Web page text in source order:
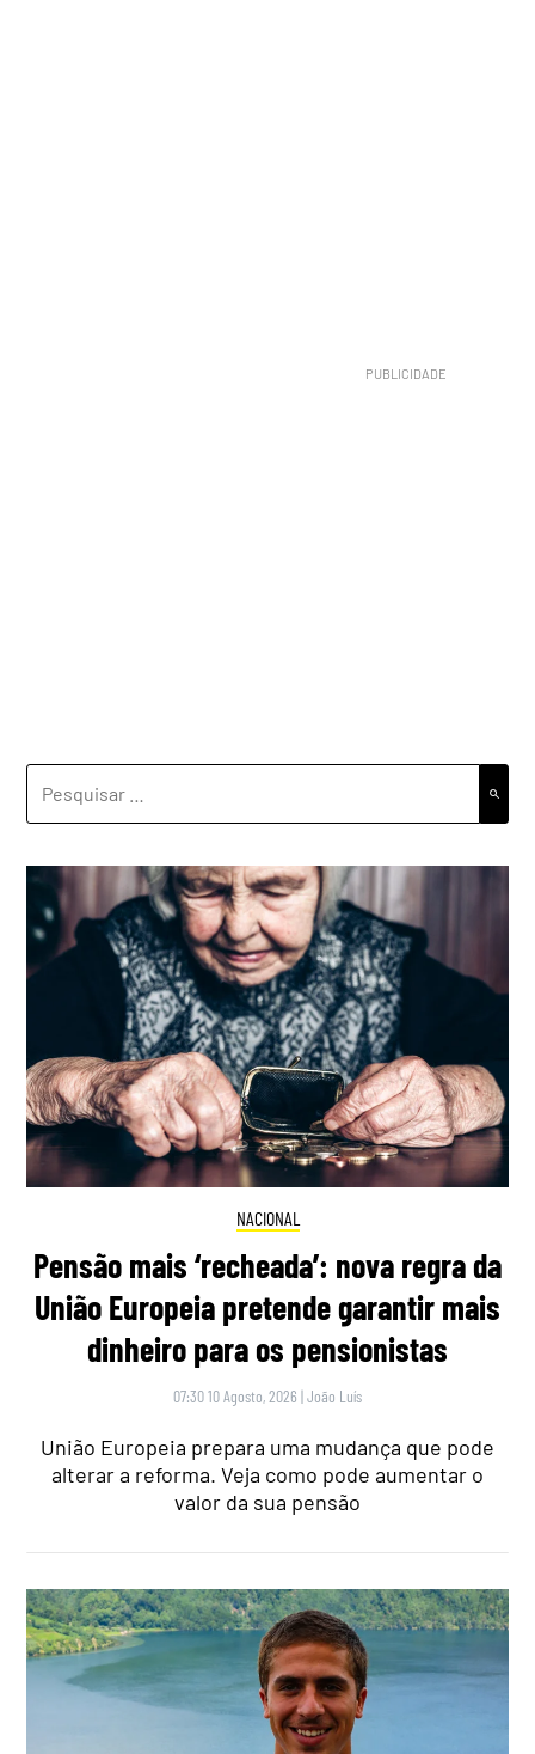
NACIONAL
Pensão mais ‘recheada’: nova regra da
União Europeia pretende garantir mais
dinheiro para os pensionistas
07:30 10 Agosto, 2026 |João Luís
União Europeia prepara uma mudança que pode
alterar a reforma. Veja como pode aumentar o
valor da sua pensão